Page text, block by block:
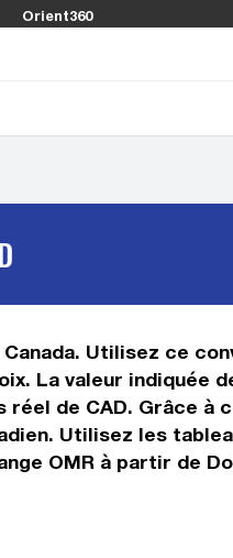
Orient360
Utilisez ce
La valeur indiquée
réel de CAD. Grâce à
Utilisez les
OMR à partir de